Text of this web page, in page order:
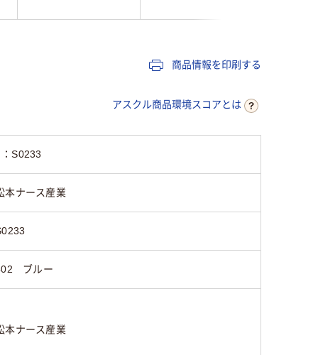
商品情報を印刷する
アスクル商品環境スコアとは
S0233
本ナース産業
ブルー
本ナース産業